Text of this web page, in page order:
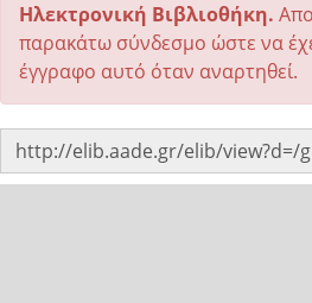
Ηλεκτρονική Βιβλιοθήκη.
παρακάτω σύνδεσμο ώστε να
έγγραφο αυτό όταν αναρτηθεί.